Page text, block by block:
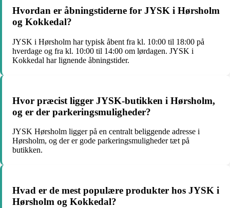
Hvordan er åbningstiderne for JYSK i Hørsholm
og Kokkedal?
JYSK i Hørsholm har typisk åbent fra kl. 10:00 til 18:00 på
hverdage og fra kl. 10:00 til 14:00 om lørdagen. JYSK i
Kokkedal har lignende åbningstider.
Hvor præcist ligger JYSK-butikken i Hørsholm,
og er der parkeringsmuligheder?
JYSK Hørsholm ligger på en centralt beliggende adresse i
Hørsholm, og der er gode parkeringsmuligheder tæt på
butikken.
Hvad er de mest populære produkter hos JYSK i
Hørsholm og Kokkedal?